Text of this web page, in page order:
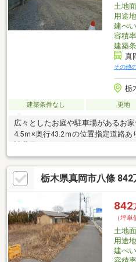
土地
用途
建ぺ
容積率
建築
真
その他
栃
建築条件なし 更地
広々としたお庭や駐車場があるお
4.5ｍ×奥行43.2ｍの位置指定道路あ
栃木県真岡市八條 842
842
（坪単
土地
用途
建ぺ